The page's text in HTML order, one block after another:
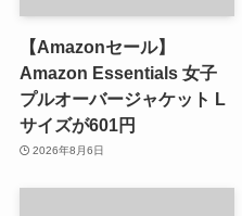
【Amazonセール】
Amazon Essentials 女子
プルオーバージャケット L
サイズが601円
2026年8月6日